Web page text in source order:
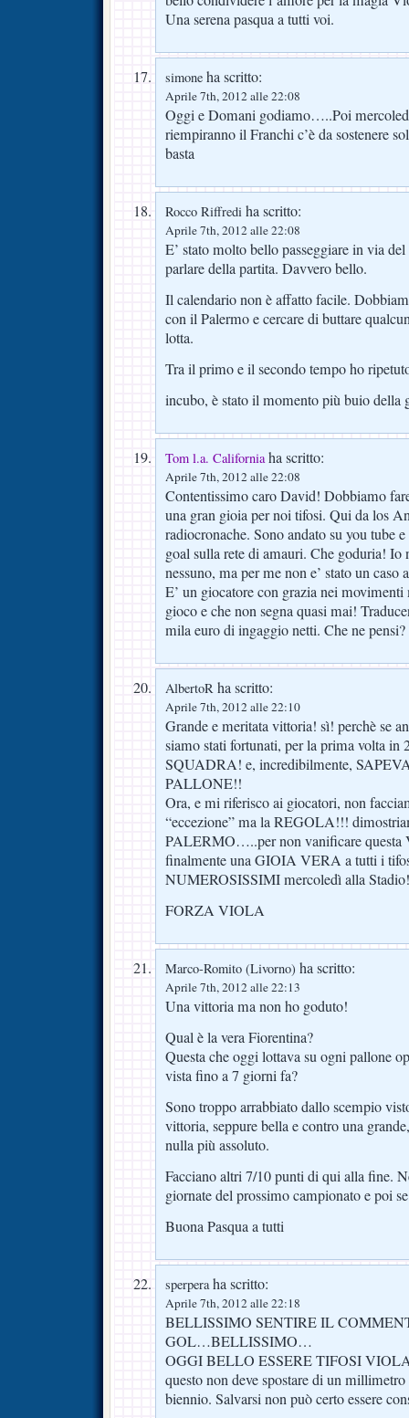
Una serena pasqua a tutti voi.
simone ha scritto:
Aprile 7th, 2012 alle 22:08
Oggi e Domani godiamo…..Poi
riempiranno il Franchi c’è da sostenere
basta
Rocco Riffredi ha scritto:
Aprile 7th, 2012 alle 22:08
E’ stato molto bello passeggiare in via
parlare della partita. Davvero bello.
Il calendario non è affatto facile.
con il Palermo e cercare di buttare
lotta.
Tra il primo e il secondo tempo ho
incubo, è stato il momento più buio della
Tom l.a. Californiaha scritto:
Aprile 7th, 2012 alle 22:08
Contentissimo caro David! Dobbiamo
una gran gioia per noi tifosi. Qui da los
radiocronache. Sono andato su you tube
goal sulla rete di amauri. Che goduria! Io
nessuno, ma per me non e’ stato un
E’ un giocatore con grazia nei
gioco e che non segna quasi mai!
mila euro di ingaggio netti. Che ne pensi?
AlbertoR ha scritto:
Aprile 7th, 2012 alle 22:10
Grande e meritata vittoria! sì! perchè se
siamo stati fortunati, per la prima volta in
SQUADRA! e, incredibilmente,
PALLONE!!
Ora, e mi riferisco ai giocatori, non
“eccezione” ma la REGOLA!!!
PALERMO…..per non vanificare questa
finalmente una GIOIA VERA a tutti i
NUMEROSISSIMI mercoledì alla Stadio!
FORZA VIOLA
Marco-Romito (Livorno) ha scritto:
Aprile 7th, 2012 alle 22:13
Una vittoria ma non ho goduto!
Qual è la vera Fiorentina?
Questa che oggi lottava su ogni pallone
vista fino a 7 giorni fa?
Sono troppo arrabbiato dallo scempio
vittoria, seppure bella e contro una
nulla più assoluto.
Facciano altri 7/10 punti di qui alla fine.
giornate del prossimo campionato e poi
Buona Pasqua a tutti
sperperaha scritto:
Aprile 7th, 2012 alle 22:18
BELLISSIMO SENTIRE IL
GOL…BELLISSIMO…
OGGI BELLO ESSERE TIFOSI
questo non deve spostare di un
biennio. Salvarsi non può certo essere